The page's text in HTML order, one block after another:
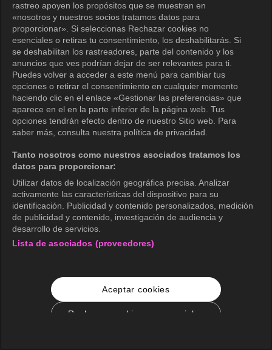
rastreo apoyen los propósitos que se muestran en
«nosotros y nuestros socios tratamos datos para
proporcionar». Si seleccionas Rechazar cookies no
esenciales o retiras tu consentimiento, los deshabilitarás. Si
se deshabilitan los rastreadores, parte del contenido y los
anuncios que ves podrían dejar de ser relevantes para ti.
Puedes volver a acceder a este menú para cambiar tus
opciones o retirar el consentimiento en cualquier momento
haciendo clic en el enlace «Gestionar las preferencias» que
aparece en el en la parte inferior de la página web. Tus
opciones tendrán efecto dentro de nuestro Sitio web. Para
saber más, consulta nuestra política de privacidad.
Tanto nosotros como nuestros asociados tratamos los
datos para proporcionar:
Utilizar datos de localización geográfica precisa. Analizar
activamente las características del dispositivo para su
identificación. Publicidad y contenido personalizados, medición
de publicidad y contenido, investigación de audiencia y
desarrollo de servicios.
Lista de asociados (proveedores)
Aceptar cookies
Rechazar cookies no esenciales